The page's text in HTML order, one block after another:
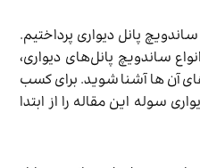
پانل دیواری پرداختیم.
ساندویچ پانل‌های دیواری،
آن ها آشنا شوید. برای کسب
سوله این مقاله را از ابتدا